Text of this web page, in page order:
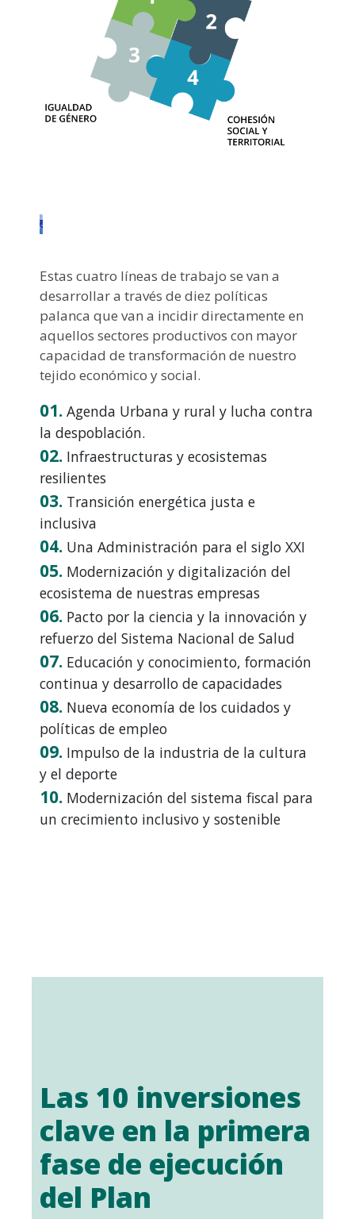
Estas cuatro líneas de trabajo se van a
desarrollar a través de diez políticas
palanca que van a incidir directamente en
aquellos sectores productivos con mayor
capacidad de transformación de nuestro
tejido económico y social.
01. Agenda Urbana y rural y lucha contra
la despoblación.
02. Infraestructuras y ecosistemas
resilientes
03. Transición energética justa e
inclusiva
04. Una Administración para el siglo XXI
05. Modernización y digitalización del
ecosistema de nuestras empresas
06. Pacto por la ciencia y la innovación y
refuerzo del Sistema Nacional de Salud
07. Educación y conocimiento, formación
continua y desarrollo de capacidades
08. Nueva economía de los cuidados y
políticas de empleo
09. Impulso de la industria de la cultura
y el deporte
10. Modernización del sistema fiscal para
un crecimiento inclusivo y sostenible
Las 10 inversiones
clave en la primera
fase de ejecución
del Plan